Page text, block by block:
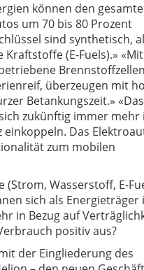
können den
um 70 bis 80 Prozent
sind synthetisch,
(E-Fuels).» «Mit
überzeugen mit
Betankungszeit.» «Das
zukünftig immer mehr
Das
zum mobilen
(Strom, Wasserstoff, E-
sich als Energieträger
in Bezug auf
positiv aus?
der Eingliederung des